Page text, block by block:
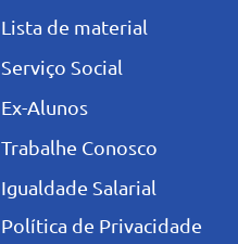
L ista de material
Serviço Social
Ex-Alunos
Trabalhe Conosco
Igualdade Salarial
Política de Privacidade